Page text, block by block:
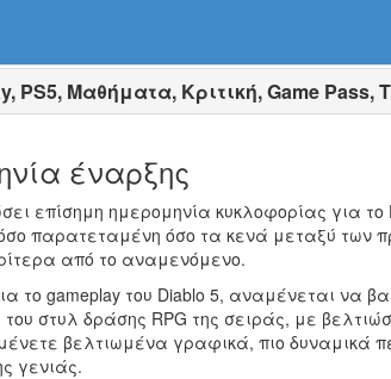
PS5, Μαθήματα, Κριτική, Game Pass,
έναρξης
επίσημη ημερομηνία κυκλοφορίας για
παρατεταμένη όσο τα κενά μεταξύ των
από το αναμενόμενο.
το gameplay του Diablo 5, αναμένεται να
στυλ δράσης RPG της σειράς, με
βελτιωμένα γραφικά, πιο δυναμικά
γενιάς.